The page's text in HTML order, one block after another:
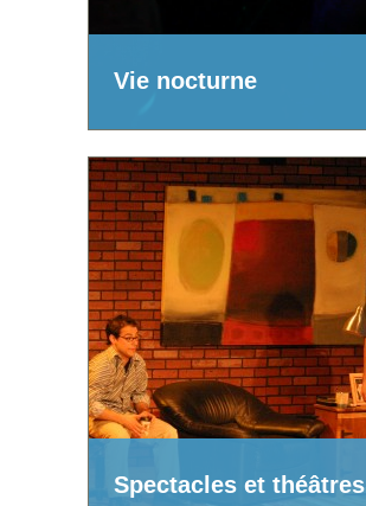
Vie nocturne
Spectacles et théâtres